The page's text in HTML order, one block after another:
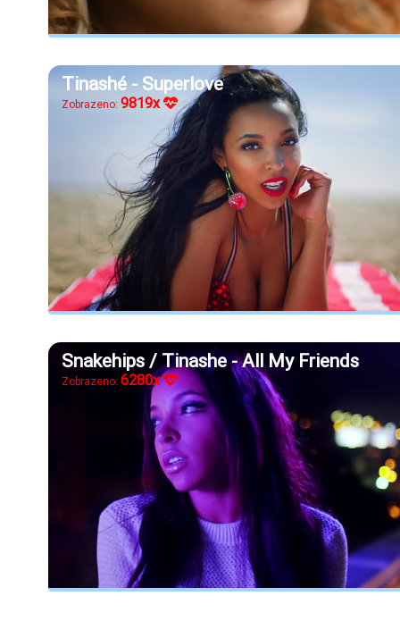
Tinashé - Superlove
Zobrazeno: 9819x
Snakehips / Tinashe - All My Friends
Zobrazeno: 6280x